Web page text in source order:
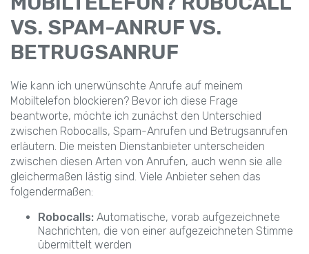
VS. SPAM-ANRUF VS.
BETRUGSANRUF
Wie kann ich unerwünschte Anrufe auf meinem
Mobiltelefon blockieren? Bevor ich diese Frage
beantworte, möchte ich zunächst den Unterschied
zwischen Robocalls, Spam-Anrufen und Betrugsanrufen
erläutern. Die meisten Dienstanbieter unterscheiden
zwischen diesen Arten von Anrufen, auch wenn sie alle
gleichermaßen lästig sind. Viele Anbieter sehen das
folgendermaßen:
Robocalls: Automatische, vorab aufgezeichnete
Nachrichten, die von einer aufgezeichneten Stimme
übermittelt werden